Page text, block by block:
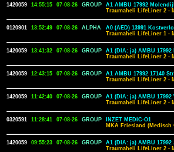
1420059 14:55:15 07-08-26 GROUP
A1 AMBU 17992
Traumaheli LifeLiner 2 -
0120901 13:52:49 07-08-26 ALPHA
A0 (AED) 13991
Traumaheli LifeLiner 1 -
1420059 13:41:32 07-08-26 GROUP
A1 (DIA: ja) AMBU 17992
Traumaheli LifeLiner 2 -
1420059 12:43:15 07-08-26 GROUP
A1 AMBU 17992 17140
Traumaheli LifeLiner 2 -
1420059 11:42:40 07-08-26 GROUP
A1 (DIA: ja) AMBU 17992
Traumaheli LifeLiner 2 -
0320591 11:28:41 07-08-26 GROUP
INZET MEDIC-O1
MKA Friesland (Medisch
1420059 09:55:23 07-08-26 GROUP
A1 (DIA: ja) AMBU
Traumaheli LifeLiner 2 -